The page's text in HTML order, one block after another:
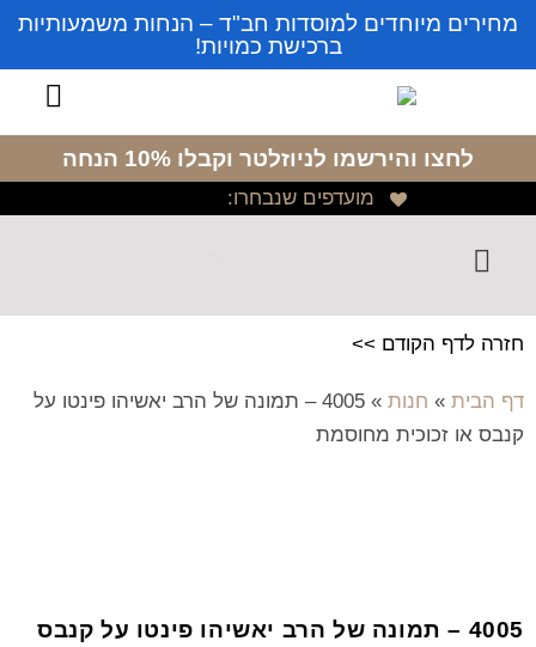
מחירים מיוחדים למוסדות חב"ד – הנחות משמעותיות
ברכישת כמויות!
לחצו והירשמו לניוזלטר וקבלו 10% הנחה
מועדפים שנבחרו:
חזרה לדף הקודם >>
דף הבית » חנות »
4005 – תמונה של הרב יאשיהו פינטו על
קנבס או זכוכית מחוסמת
4005 – תמונה של הרב יאשיהו פינטו על קנבס